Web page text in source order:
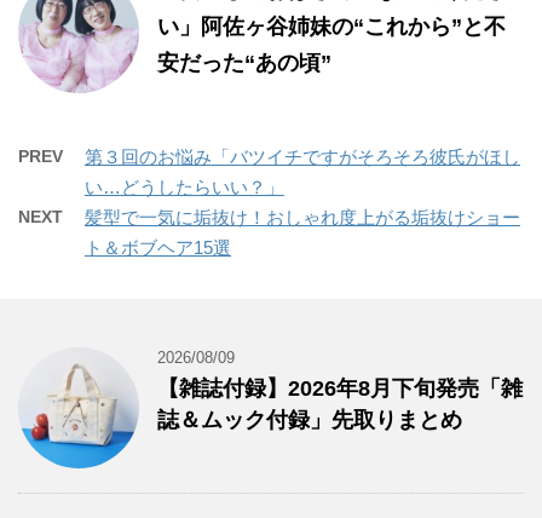
い」阿佐ヶ谷姉妹の“これから”と不
安だった“あの頃”
PREV
第３回のお悩み「バツイチですがそろそろ彼氏がほし
い…どうしたらいい？」
NEXT
髪型で一気に垢抜け！おしゃれ度上がる垢抜けショー
ト＆ボブヘア15選
2026/08/09
【雑誌付録】2026年8月下旬発売「雑
誌＆ムック付録」先取りまとめ